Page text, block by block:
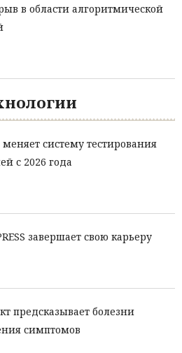
в области алгоритмической
систему тестирования
с 2026 года
завершает свою карьеру
предсказывает болезни
симптомов